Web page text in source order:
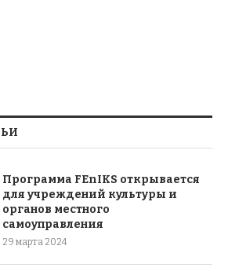
Программа FEnIKS открывается
для учреждений культуры и
органов местного
самоуправления
29 марта 2024